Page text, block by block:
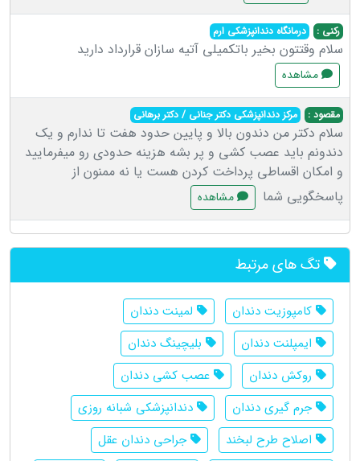
رکنی : درمانگاه دندانپزشکی ارم
سلام وقتتون بخیر باتکمیلی آتیه سازان قرارداد دارید
مشاهده
مقصود : مرکز دندانپزشکی دکتر جنانی / دکتر برهانی
سلام دکتر من دندون بالا و پایین حدود هفت تا ندارم و یک
دندونم باید عصب کشی و پر بشه هزینه حدودی رو میفرمایید
و امکان اقساطی پرداخت کردن هست یا نه ممنون از
پاسخگویی شما
مشاهده
تگ های مرتبط
کامپوزیت دندان
لمینت دندان
ایمپلنت دندان
بلیچینگ دندان
روکش دندان
عصب کشی دندان
جرم گیری دندان
دندانپزشکی شبانه روزی
اصلاح طرح لبخند
جراحی دندان عقل